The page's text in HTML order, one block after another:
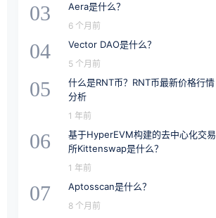
03 Aera是什么？
6 个月前
04 Vector DAO是什么？
5 个月前
05
什么是RNT币？RNT币最新价格行情
分析
1 年前
06
基于HyperEVM构建的去中心化交易
所Kittenswap是什么？
1 年前
07 Aptosscan是什么？
8 个月前